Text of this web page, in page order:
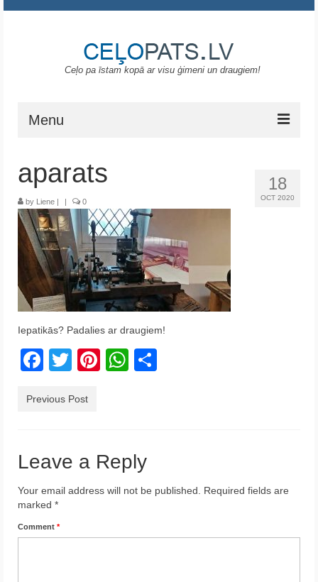
Ceļo pa īstam kopā ar visu ģimeni un draugiem!
Menu
Gruzija
Portugāle
ASV
Melnkalne
Grieķija
Krēta
Francija
Indonēzija
Par Mums
18
OCT 2020
aparats
by Liene | | 0
Iepatikās? Padalies ar draugiem!
Facebook
TwitterPinterest
WhatsApp
Previous Post
Leave a Reply
Your email address will not be published.
Required fields are
marked *
Comment *